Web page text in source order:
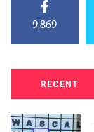
9,869
RECENT